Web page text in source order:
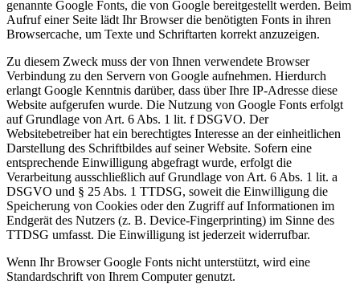
genannte Google Fonts, die von Google bereitgestellt werden. Beim
Aufruf einer Seite lädt Ihr Browser die benötigten Fonts in ihren
Browsercache, um Texte und Schriftarten korrekt anzuzeigen.
Zu diesem Zweck muss der von Ihnen verwendete Browser
Verbindung zu den Servern von Google aufnehmen. Hierdurch
erlangt Google Kenntnis darüber, dass über Ihre IP-Adresse diese
Website aufgerufen wurde. Die Nutzung von Google Fonts erfolgt
auf Grundlage von Art. 6 Abs. 1 lit. f DSGVO. Der
Websitebetreiber hat ein berechtigtes Interesse an der einheitlichen
Darstellung des Schriftbildes auf seiner Website. Sofern eine
entsprechende Einwilligung abgefragt wurde, erfolgt die
Verarbeitung ausschließlich auf Grundlage von Art. 6 Abs. 1 lit. a
DSGVO und § 25 Abs. 1 TTDSG, soweit die Einwilligung die
Speicherung von Cookies oder den Zugriff auf Informationen im
Endgerät des Nutzers (z. B. Device-Fingerprinting) im Sinne des
TTDSG umfasst. Die Einwilligung ist jederzeit widerrufbar.
Wenn Ihr Browser Google Fonts nicht unterstützt, wird eine
Standardschrift von Ihrem Computer genutzt.